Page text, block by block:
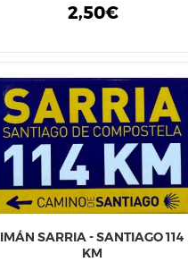
2,50€
IMÁN SARRIA - SANTIAGO 114
KM